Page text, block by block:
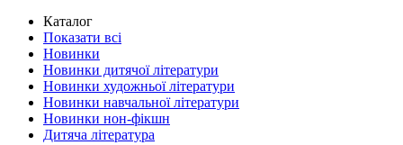
Каталог
Показати всі
Новинки
Новинки дитячої літератури
Новинки художньої літератури
Новинки навчальної літератури
Новинки нон-фікшн
Дитяча література